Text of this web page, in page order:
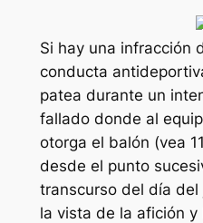
Si hay una infracción
conducta
patea durante un
fallado donde al
otorga el balón (vea
desde el punto
transcurso del día
la vista de la afición